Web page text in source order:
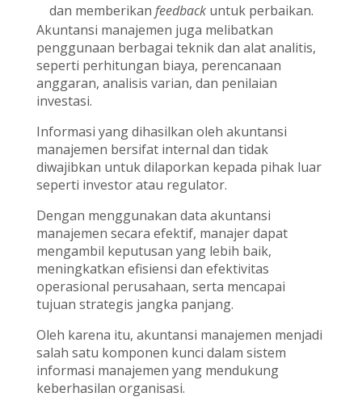
dan memberikan feedback untuk perbaikan.
Akuntansi manajemen juga melibatkan
penggunaan berbagai teknik dan alat analitis,
seperti perhitungan biaya, perencanaan
anggaran, analisis varian, dan penilaian
investasi.
Informasi yang dihasilkan oleh akuntansi
manajemen bersifat internal dan tidak
diwajibkan untuk dilaporkan kepada pihak luar
seperti investor atau regulator.
Dengan menggunakan data akuntansi
manajemen secara efektif, manajer dapat
mengambil keputusan yang lebih baik,
meningkatkan efisiensi dan efektivitas
operasional perusahaan, serta mencapai
tujuan strategis jangka panjang.
Oleh karena itu, akuntansi manajemen menjadi
salah satu komponen kunci dalam sistem
informasi manajemen yang mendukung
keberhasilan organisasi.